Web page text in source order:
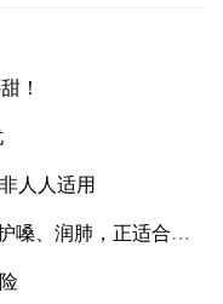
！
人人适用
肺，正适合老年人吃